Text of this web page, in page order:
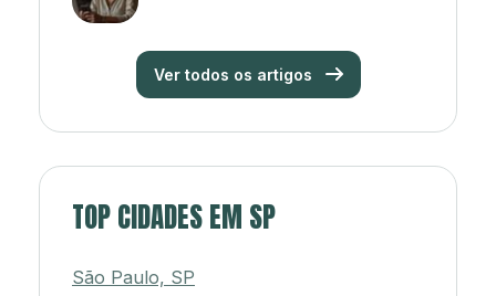
Ver todos os artigos
TOP CIDADES EM SP
São Paulo, SP